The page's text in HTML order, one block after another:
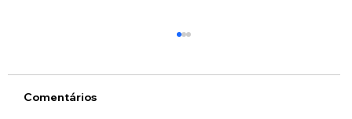
Comentários